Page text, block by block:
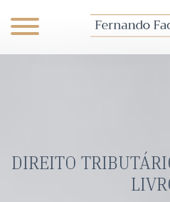
DIREITO